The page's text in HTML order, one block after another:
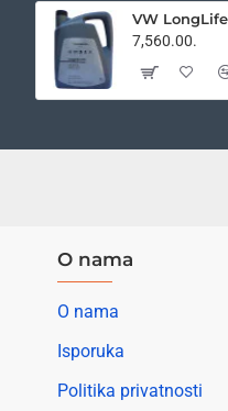
VW
7,560.00.
O nama
O nama
Isporuka
Politika privatnosti